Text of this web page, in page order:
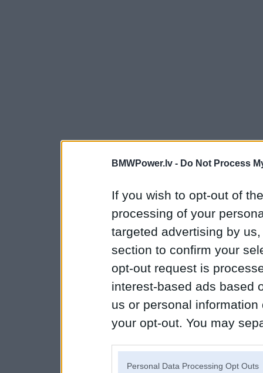
BMWPower.lv - Do Not Process
If you wish to opt-out of
processing of your
targeted advertising by
section to confirm your
opt-out request is
interest-based ads based
us or personal
your opt-out. You may
Personal Data Processing Opt Outs